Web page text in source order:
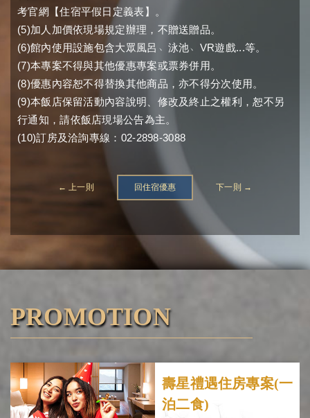
考官網【住宿平假日定義表】。
(5)加人加價依現場規定辦理，不贈送贈品。
(6)館內使用設施包含大眾風呂 ﹅ 泳池﹅ VR遊戲...等。
(7)本專案不得與其他優惠專案或票券併用。
(8)優惠內容恕不得替換其他商品，亦不得分次使用。
(9)本飯店保留活動內容說明、修改及終止之權利，恕不另
行通知，請依飯店現場公告為主。
(10)訂房及洽詢專線： 02-2898-3088
← 上一則 回住宿優惠 下一則 →
PROMOTION
壽星禮遇住房專案(一
泊二食)